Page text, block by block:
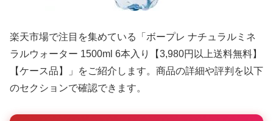
楽天市場で注目を集めている「ボープレ ナチュラルミネ
ラルウォーター 1500ml 6本入り【3,980円以上送料無料】
【ケース品】」をご紹介します。商品の詳細や評判を以下
のセクションで確認できます。